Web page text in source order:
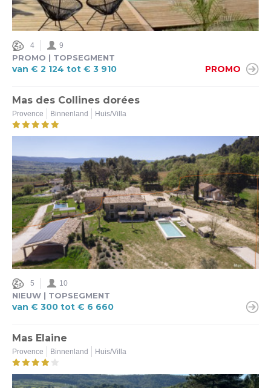
4 9
PROMO | TOPSEGMENT
van € 2 124 tot € 3 910 PROMO
Mas des Collines dorées
Provence Binnenland Huis/Villa
5 10
NIEUW | TOPSEGMENT
van € 300 tot € 6 660
Mas Elaine
Provence Binnenland Huis/Villa